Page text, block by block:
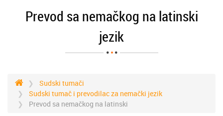
Prevod sa nemačkog na latinski
jezik
Sudski tumači
Sudski tumač i prevodilac za nemački jezik
Prevod sa nemačkog na latinski